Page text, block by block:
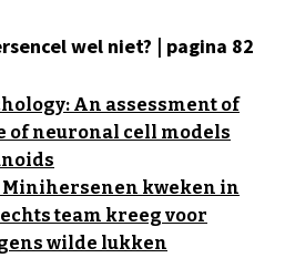
wel niet? | pagina 82
An assessment of
of neuronal cell models
kweken in
team kreeg voor
wilde lukken